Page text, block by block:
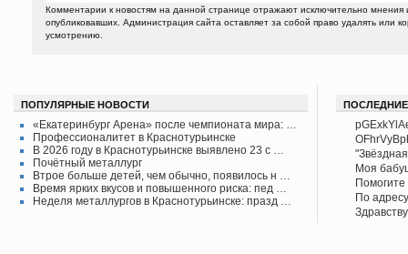
Комментарии к новостям на данной странице отражают исключительно мнения
опубликовавших. Администрация сайта оставляет за собой право удалять или
усмотрению.
ПОПУЛЯРНЫЕ НОВОСТИ
«Екатеринбург Арена» после чемпионата мира: …
Профессионалитет в Краснотурьинске
В 2026 году в Краснотурьинске выявлено 23 с …
Почётный металлург
Втрое больше детей, чем обычно, появилось н …
Время ярких вкусов и повышенного риска: пед …
Неделя металлургов в Краснотурьинске: празд …
своего
поднял
Моя
Айрих
в
По